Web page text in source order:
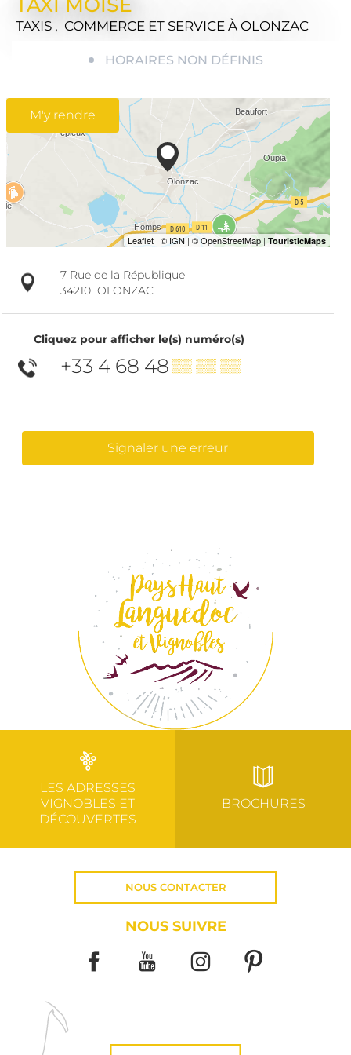
TAXIS , COMMERCE ET SERVICE À OLONZAC
HORAIRES NON DÉFINIS
M'y rendre
7 Rue de la République
34210 OLONZAC
Cliquez pour afficher le(s) numéro(s)
+33 4 68 48▒▒ ▒▒ ▒▒
Signaler une erreur
LES ADRESSES
VIGNOBLES ET
DÉCOUVERTES
BROCHURES
NOUS CONTACTER
NOUS SUIVRE